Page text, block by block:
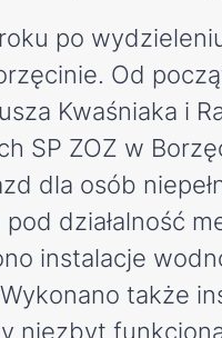
po
Od
Kwaśniaka i
SP ZOZ w
dla osób
działalność
instalacje
także
niezbyt